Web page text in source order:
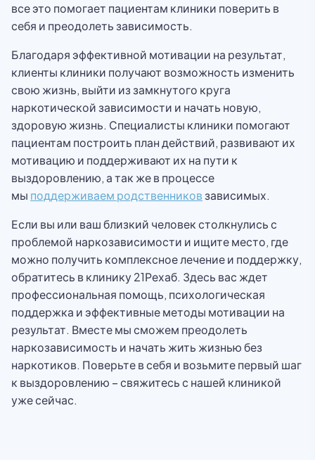
все это помогает пациентам клиники поверить в
себя и преодолеть зависимость.
Благодаря эффективной мотивации на результат,
клиенты клиники получают возможность изменить
свою жизнь, выйти из замкнутого круга
наркотической зависимости и начать новую,
здоровую жизнь. Специалисты клиники помогают
пациентам построить план действий, развивают их
мотивацию и поддерживают их на пути к
выздоровлению, а так же в процессе
мы поддерживаем родственниковзависимых.
Если вы или ваш близкий человек столкнулись с
проблемой наркозависимости и ищите место, где
можно получить комплексное лечение и поддержку,
обратитесь в клинику 21Рехаб. Здесь вас ждет
профессиональная помощь, психологическая
поддержка и эффективные методы мотивации на
результат. Вместе мы сможем преодолеть
наркозависимость и начать жить жизнью без
наркотиков. Поверьте в себя и возьмите первый шаг
к выздоровлению – свяжитесь с нашей клиникой
уже сейчас.